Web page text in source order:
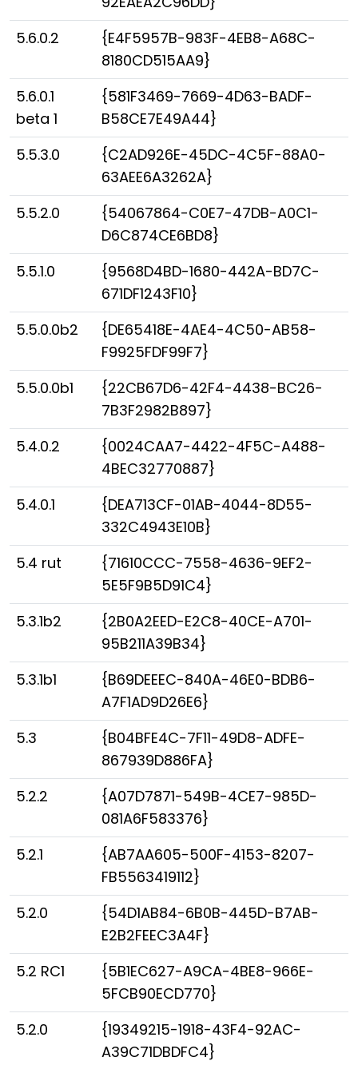
5.6.0.2
{E4F5957B-983F-4EB8-A68C-
8180CD515AA9}
5.6.0.1
beta 1
{581F3469-7669-4D63-BADF-
B58CE7E49A44}
5.5.3.0
{C2AD926E-45DC-4C5F-88A0-
63AEE6A3262A}
5.5.2.0
{54067864-C0E7-47DB-A0C1-
D6C874CE6BD8}
5.5.1.0
{9568D4BD-1680-442A-BD7C-
671DF1243F10}
5.5.0.0b2
{DE65418E-4AE4-4C50-AB58-
F9925FDF99F7}
5.5.0.0b1
{22CB67D6-42F4-4438-BC26-
7B3F2982B897}
5.4.0.2
{0024CAA7-4422-4F5C-A488-
4BEC32770887}
5.4.0.1
{DEA713CF-01AB-4044-8D55-
332C4943E10B}
5.4 rut
{71610CCC-7558-4636-9EF2-
5E5F9B5D91C4}
5.3.1b2
{2B0A2EED-E2C8-40CE-A701-
95B211A39B34}
5.3.1b1
{B69DEEEC-840A-46E0-BDB6-
A7F1AD9D26E6}
5.3
{B04BFE4C-7F11-49D8-ADFE-
867939D886FA}
5.2.2
{A07D7871-549B-4CE7-985D-
081A6F583376}
5.2.1
{AB7AA605-500F-4153-8207-
FB5563419112}
5.2.0
{54D1AB84-6B0B-445D-B7AB-
E2B2FEEC3A4F}
5.2 RC1
{5B1EC627-A9CA-4BE8-966E-
5FCB90ECD770}
5.2.0
{19349215-1918-43F4-92AC-
A39C71DBDFC4}